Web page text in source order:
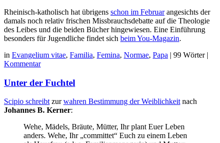
Rheinisch-katholisch hat übrigens schon im Februarangesichts der
damals noch relativ frischen Missbrauchsdebatte auf die Theologie
des Leibes und die beiden Bücher hingewiesen. Eine Einführung
besonders für Jugendliche findet sich beim You-Magazin.
in Evangelium vitae, Familia, Femina, Normae, Papa | 99 Wörter |
Kommentar
Unter der Fuchtel
Scipio schreibt zurwahren Bestimmung der Weiblichkeit nach
Johannes B. Kerner:
Wehe, Mädels, Bräute, Mütter, Ihr plant Euer Leben
anders. Wehe, Ihr „committet“ Euch zu einem Leben